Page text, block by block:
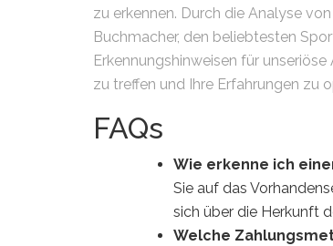
zu erkennen. Durch die Analyse
Buchmacher, den beliebtesten
Erkennungshinweisen für
zu treffen und Ihre Erfahrungen zu
FAQs
Wie erkenne ich
Sie auf das
sich über die Herkunft
Welche